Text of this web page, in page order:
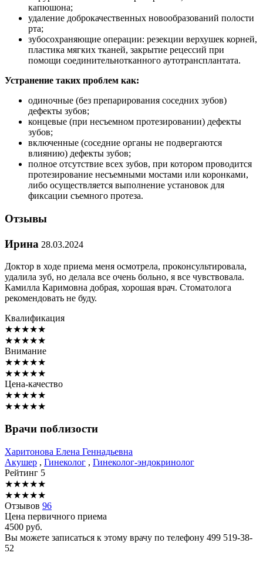
капюшона;
удаление доброкачественных новообразований полости
рта;
зубосохраняющие операции: резекции верхушек корней,
пластика мягких тканей, закрытие рецессий при
помощи соединительнотканного аутотрансплантата.
Устранение таких проблем как:
одиночные (без препарирования соседних зубов)
дефекты зубов;
концевые (при несъемном протезировании) дефекты
зубов;
включенные (соседние органы не подвергаются
влиянию) дефекты зубов;
полное отсутствие всех зубов, при котором проводится
протезирование несъемными мостами или коронками,
либо осуществляется выполнение установок для
фиксации съемного протеза.
Отзывы
Ирина 28.03.2024
Доктор в ходе приема меня осмотрела, проконсультировала,
удалила зуб, но делала все очень больно, я все чувствовала.
Камилла Каримовна добрая, хорошая врач. Стоматолога
рекомендовать не буду.
Квалификация
★★★★★
★★★★★
Внимание
★★★★★
★★★★★
Цена-качество
★★★★★
★★★★★
Врачи поблизости
Харитонова Елена Геннадьевна
Акушер , Гинеколог , Гинеколог-эндокринолог
Рейтинг 5
★★★★★
★★★★★
Отзывов 96
Цена первичного приема
4500 руб.
Вы можете записаться к этому врачу по телефону 499 519-38-
52